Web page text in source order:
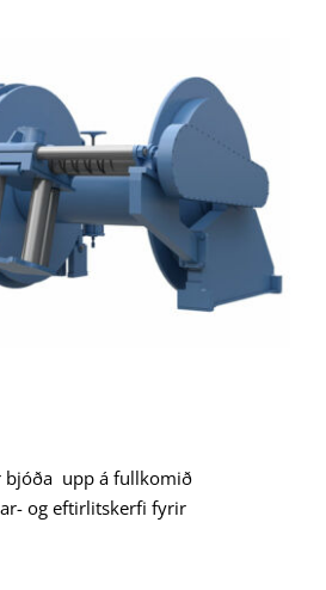
bjóða upp á fullkomið
og eftirlitskerfi fyrir